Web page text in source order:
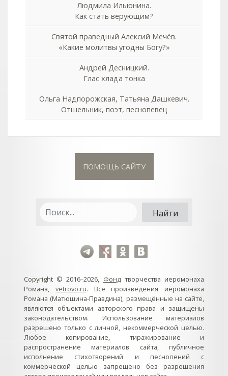
Людмила Ильюнина.
Как стать верующим?
Святой праведный Алексий Мечёв.
«Какие молитвы угодны Богу?»
Андрей Десницкий.
Глас хлада тонка
Ольга Надпорожская, Татьяна Дашкевич.
Отшельник, поэт, песнопевец
ПОМОЩЬ САЙТУ
Copyright © 2016–2026, Фондтворчества иеромонаха
Романа, vetrovo.ru. Все произведения иеромонаха
Романа (Матюшина-Правдина), размещённые на сайте,
являются объектами авторского права и защищены
законодательством. Использование материалов
разрешено только с личной, некоммерческой целью.
Любое копирование, тиражирование и
распространение материалов сайта, публичное
исполнение стихотворений и песнопений с
коммерческой целью запрещено без разрешения